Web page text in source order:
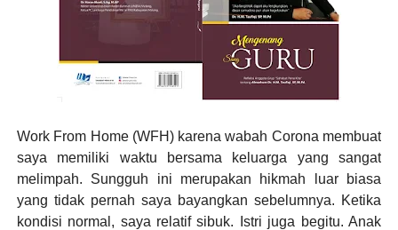
Work From Home (WFH) karena wabah Corona membuat
saya memiliki waktu bersama keluarga yang sangat
melimpah. Sungguh ini merupakan hikmah luar biasa
yang tidak pernah saya bayangkan sebelumnya. Ketika
kondisi normal, saya relatif sibuk. Istri juga begitu. Anak